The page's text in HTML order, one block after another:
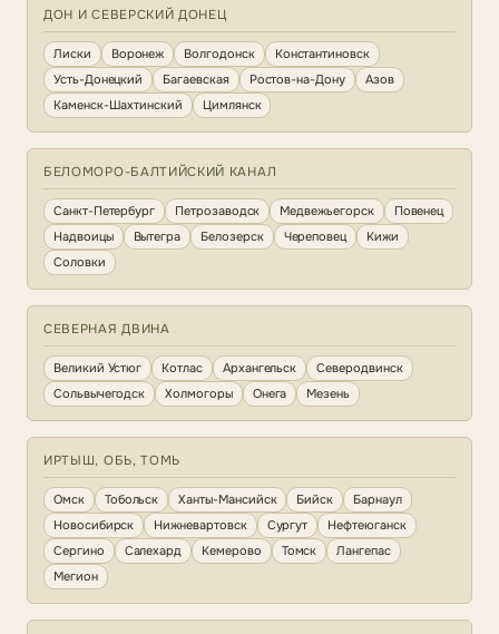
ДОН И СЕВЕРСКИЙ ДОНЕЦ
Лиски Воронеж Волгодонск
Константиновск
Усть-Донецкий
Багаевская Ростов-на-Дону
Азов
Каменск-Шахтинский
Цимлянск
БЕЛОМОРО-БАЛТИЙСКИЙ КАНАЛ
Санкт-Петербург Петрозаводск Медвежьегорск
Повенец
Надвоицы
Вытегра Белозерск Череповец
Кижи
Соловки
СЕВЕРНАЯ ДВИНА
Великий Устюг Котлас Архангельск
Северодвинск
Сольвычегодск
Холмогоры Онега Мезень
ИРТЫШ, ОБЬ, ТОМЬ
Омск Тобольск Ханты-Мансийск Бийск
Барнаул
Новосибирск
Нижневартовск Сургут
Нефтеюганск
Сергино
Салехард Кемерово Томск
Лангепас
Мегион